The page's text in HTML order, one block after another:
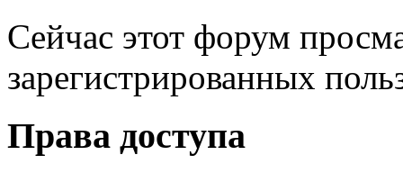
Сейчас этот форум
зарегистрированных
Права доступа